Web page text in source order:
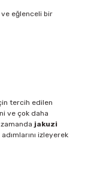
eğlenceli bir
tercih edilen
ve çok daha
jakuzi
izleyerek